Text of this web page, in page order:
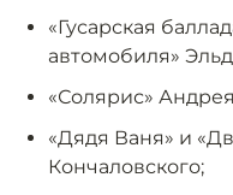
«Гусарская
автомобиля»
«Солярис»
«Дядя Ваня» и
Кончаловского;